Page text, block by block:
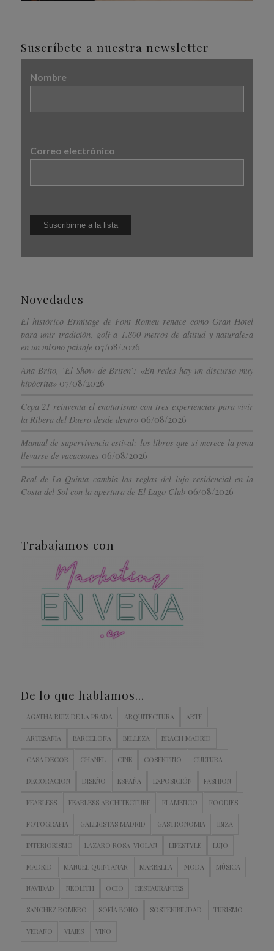
Suscríbete a nuestra newsletter
Nombre
Correo electrónico
Novedades
El histórico Ermitage de Font Romeu renace como Gran Hotel
para unir tradición, golf a 1.800 metros de altitud y naturaleza
en un mismo paisaje 07/08/2026
Ana Brito, ‘El Show de Briten’: «En redes hay un discurso muy
hipócrita» 07/08/2026
Cepa 21 reinventa el enoturismo con tres experiencias para vivir
la Ribera del Duero desde dentro 06/08/2026
Manual de supervivencia estival: los libros que sí merece la pena
llevarse de vacaciones 06/08/2026
Real de La Quinta cambia las reglas del lujo residencial en la
Costa del Sol con la apertura de El Lago Club 06/08/2026
Trabajamos con
De lo que hablamos…
AGATHA RUIZ DE LA PRADA ARQUITECTURA ARTE
ARTESANIA BARCELONA BELLEZA BRACH MADRID
CASA DECOR CHANEL CINE COSENTINO CULTURA
DECORACION DISEÑO ESPAÑA EXPOSICIÓN FASHION
FEARLESS FEARLESS ARCHITECTURE FLAMENCO FOODIES
FOTOGRAFIA GALERISTAS MADRID GASTRONOMIA IBIZA
INTERIORISMO LAZARO ROSA-VIOLAN LIFESTYLE LUJO
MADRID MANUEL QUINTANAR MARBELLA MODA MÚSICA
NAVIDAD NEOLITH OCIO RESTAURANTES
SANCHEZ ROMERO SOFÍA BONO SOSTENIBILIDAD TURISMO
VERANO VIAJES VINO